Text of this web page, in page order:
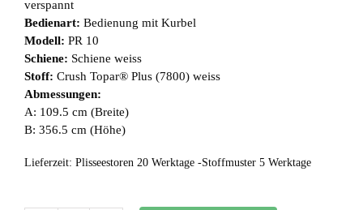
verspannt
Bedienart: Bedienung mit Kurbel
Modell: PR 10
Schiene: Schiene weiss
Stoff: Crush Topar® Plus (7800) weiss
Abmessungen:
A: 109.5 cm (Breite)
B: 356.5 cm (Höhe)
Lieferzeit: Plisseestoren 20 Werktage -Stoffmuster 5 Werktage